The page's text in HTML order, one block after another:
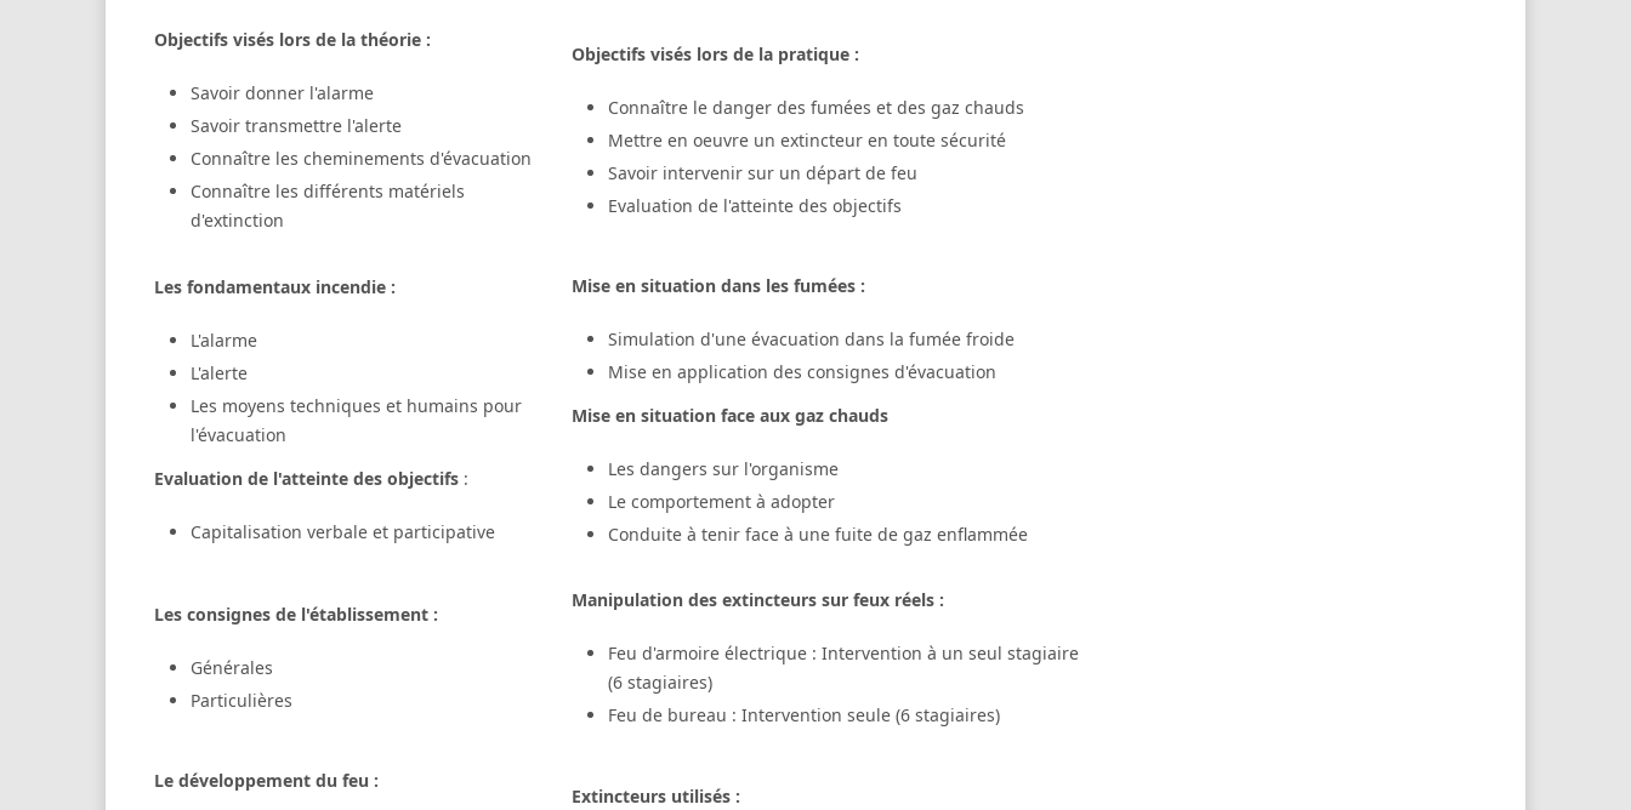
Objectifs visés lors de la théorie :
Savoir donner l'alarme
Savoir transmettre l'alerte
Connaître les cheminements d'évacuation
Connaître les différents matériels
d'extinction
Objectifs visés lors de la pratique :
Connaître le danger des fumées et des gaz chauds
Mettre en oeuvre un extincteur en toute sécurité
Savoir intervenir sur un départ de feu
Evaluation de l'atteinte des objectifs
Les fondamentaux incendie :
L'alarme
L'alerte
Les moyens techniques et humains pour
l'évacuation
Evaluation de l'atteinte des objectifs :
Capitalisation verbale et participative
Mise en situation dans les fumées :
Simulation d'une évacuation dans la fumée froide
Mise en application des consignes d'évacuation
Mise en situation face aux gaz chauds
Les dangers sur l'organisme
Le comportement à adopter
Conduite à tenir face à une fuite de gaz enflammée
Les consignes de l'établissement :
Générales
Particulières
Manipulation des extincteurs sur feux réels :
Feu d'armoire électrique : Intervention à un seul stagiaire
(6 stagiaires)
Feu de bureau : Intervention seule (6 stagiaires)
Le développement du feu :
Extincteurs utilisés :